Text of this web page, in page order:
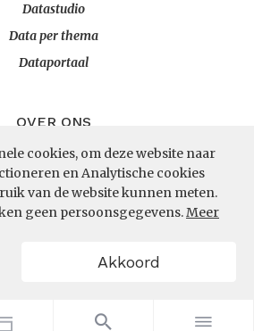
cookies, om deze website naar
en Analytische cookies
van de website kunnen meten.
geen persoonsgegevens.Meer
Akkoord
Datastudio
Data per thema
Dataportaal
OVER ONS
InZicht
Contact